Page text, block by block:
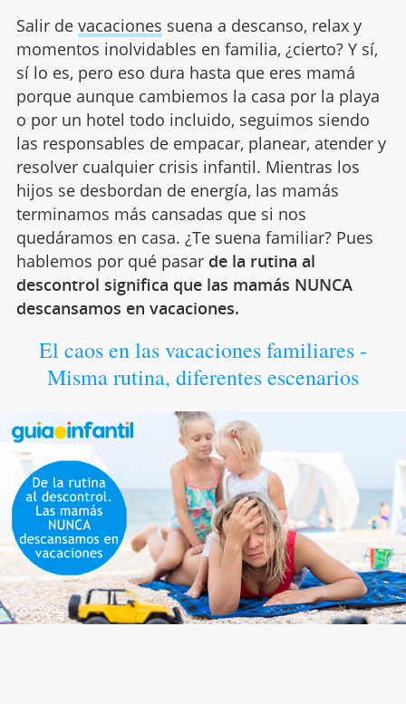
Salir de vacaciones suena a descanso, relax y
momentos inolvidables en familia, ¿cierto? Y sí,
sí lo es, pero eso dura hasta que eres mamá
porque aunque cambiemos la casa por la playa
o por un hotel todo incluido, seguimos siendo
las responsables de empacar, planear, atender y
resolver cualquier crisis infantil. Mientras los
hijos se desbordan de energía, las mamás
terminamos más cansadas que si nos
quedáramos en casa. ¿Te suena familiar? Pues
hablemos por qué pasar de la rutina al
descontrol significa que las mamás NUNCA
descansamos en vacaciones.
El caos en las vacaciones familiares -
Misma rutina, diferentes escenarios